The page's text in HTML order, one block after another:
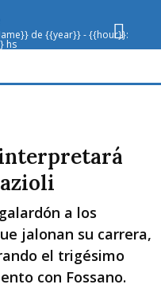
de {{year}} - {{hour}}:
hs
a los
jalonan su carrera,
el trigésimo
con Fossano.